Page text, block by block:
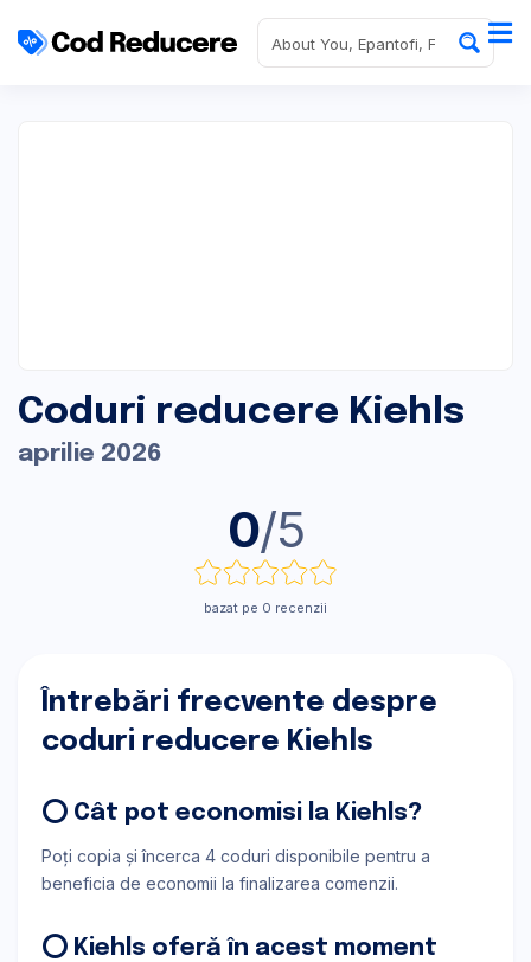
Coduri reducere Kiehls
aprilie 2026
0/5
bazat pe 0 recenzii
Întrebări frecvente despre
coduri reducere Kiehls
⭕ Cât pot economisi la Kiehls?
Poți copia și încerca 4 coduri disponibile pentru a
beneficia de economii la finalizarea comenzii.
⭕ Kiehls oferă în acest moment